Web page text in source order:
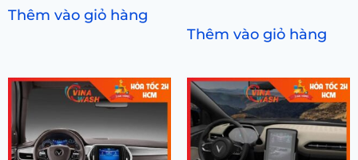
Thêm vào giỏ hàng
Thêm vào giỏ hàng